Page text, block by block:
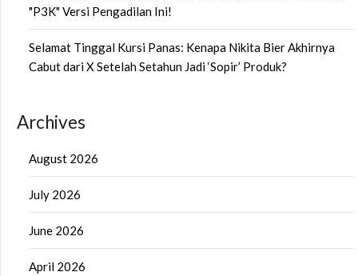
"P3K" Versi Pengadilan Ini!
Selamat Tinggal Kursi Panas: Kenapa Nikita Bier Akhirnya
Cabut dari X Setelah Setahun Jadi ‘Sopir’ Produk?
Archives
August 2026
July 2026
June 2026
April 2026